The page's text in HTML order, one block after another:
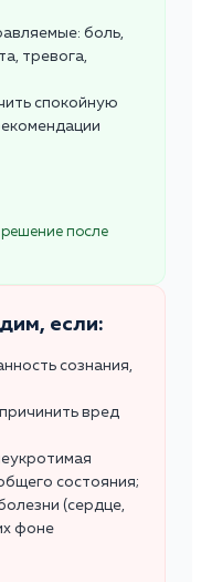
боль,
тревога,
спокойную
после
если:
сознания,
вред
состояния;
(сердце,
фоне